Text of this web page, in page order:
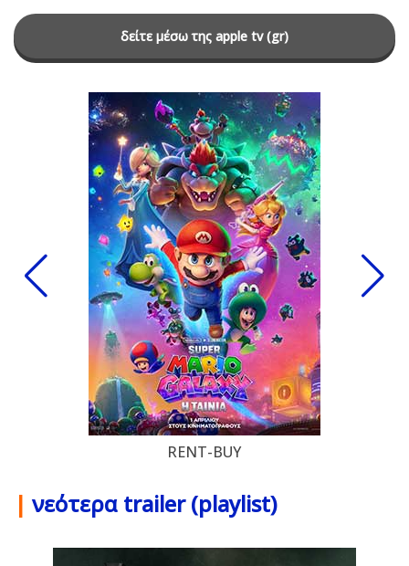
δείτε μέσω της apple tv (gr)
RENT-BUY
| νεότερα trailer (playlist)